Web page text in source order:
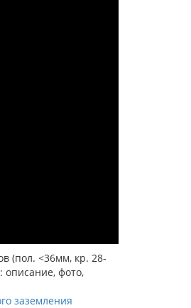
(пол. <36мм, кр. 28-
описание, фото,
заземления